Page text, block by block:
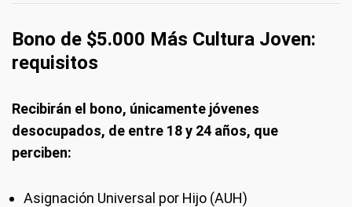
Bono de $5.000 Más Cultura Joven:
requisitos
Recibirán el bono, únicamente jóvenes
desocupados, de entre 18 y 24 años, que
perciben:
Asignación Universal por Hijo (AUH)